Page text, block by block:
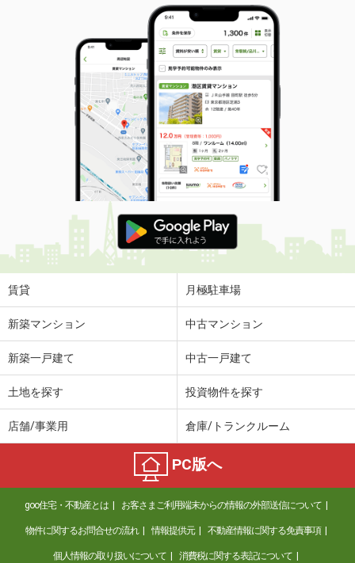
石川県小松市白江町
22.35m²
間取り
1K
石川県河北郡津幡町字太田
価 格
8.05万円
住 所
石川県河北郡津幡町字太田
専有面積 62.05m²
間取り
2LDK
石川県金沢市三口町火
価 格
7.30万円
住 所
石川県金沢市三口町火
専有面積
石川県加賀市加茂町
5.10万円
石川県金沢市上荒屋５丁目
7.90万円
住 所
石川県金沢市上荒屋５丁目
専有面積 44.74m²
間取り
1LDK
石川県加賀市山代温泉ト
賃貸 月極駐車場
新築マンション 中古マンション
新築一戸建て 中古一戸建て
土地を探す 投資物件を探す
店舗/事業用 倉庫/トランクルーム
PC版へ
goo住宅・不動産とは お客さまご利用端末からの情報の外部送信について
物件に関するお問合せの流れ 情報提供元 不動産情報に関する免責事項
個人情報の取り扱いについて 消費税に関する表記について